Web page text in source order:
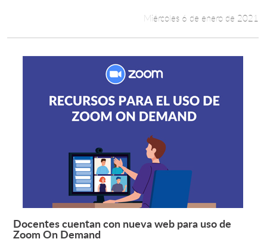
Miércoles 6 de enero de 2021
Leer más +
Docentes cuentan con nueva web para uso de
Zoom On Demand